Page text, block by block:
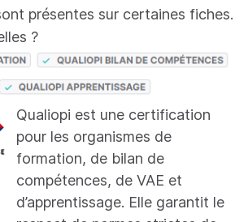
présentes sur certaines fiches.
?
Qualiopi est une certification
pour les organismes de
formation, de bilan de
compétences, de VAE et
d’apprentissage. Elle garantit le